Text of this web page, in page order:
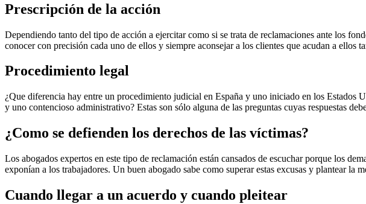
Prescripción de la acción
Dependiendo tanto del tipo de acción a ejercitar como si se trata de reclamaciones ante los
conocer con precisión cada uno de ellos y siempre aconsejar a los clientes que acudan a ellos
Procedimiento legal
¿Que diferencia hay entre un procedimiento judicial en España y uno iniciado en los
y uno contencioso administrativo? Estas son sólo alguna de las preguntas cuyas respuestas
¿Como se defienden los derechos de las víctimas?
Los abogados expertos en este tipo de reclamación están cansados de escuchar porque los
exponían a los trabajadores. Un buen abogado sabe como superar estas excusas y plantear la
Cuando llegar a un acuerdo y cuando pleitear